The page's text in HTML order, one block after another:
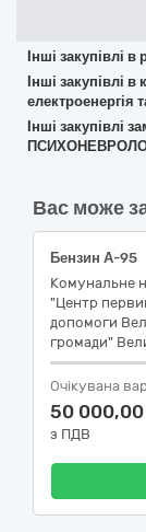
Інші закупівлі
Інші закупівлі
електроенергія
Інші закупівлі
Вас може
Бензин А-95
Комунальне
"Центр
допомоги
громади"
Очікувана
50
з ПДВ